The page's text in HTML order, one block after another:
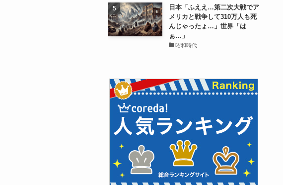
日本「ふええ…第二次大戦でア
メリカと戦争して310万人も死
んじゃったょ…」世界「は
ぁ…」
昭和時代